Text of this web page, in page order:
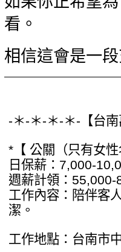
看。
相信這會是一
-＊-＊-＊-＊-【台
*【 公關（只有女
日保薪：7,000-
週薪計領：55,000-
工作內容：陪伴客
潔。
工作地點：台南市